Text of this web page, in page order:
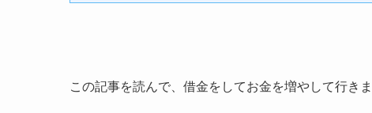
この記事を読んで、借金をしてお金を増やして行きま